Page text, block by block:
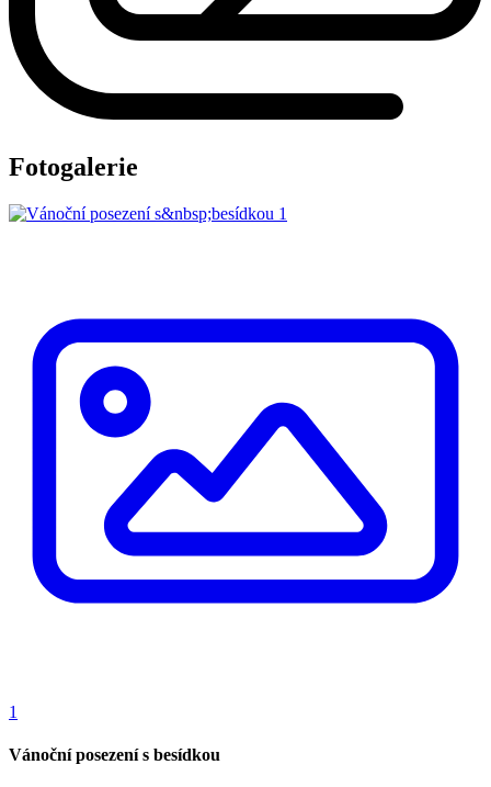
Fotogalerie
1
Vánoční posezení s besídkou